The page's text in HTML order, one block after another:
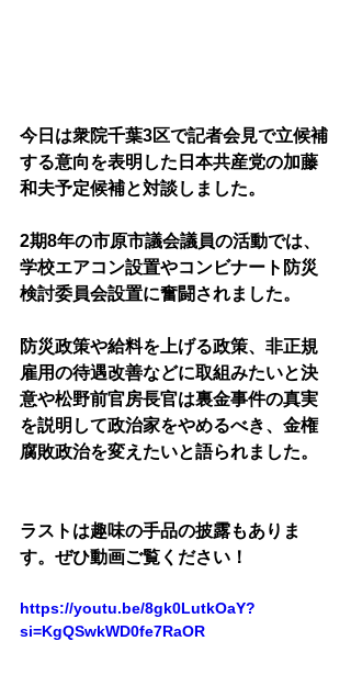
今日は衆院千葉3区で記者会見で立候補
する意向を表明した日本共産党の加藤
和夫予定候補と対談しました。
2期8年の市原市議会議員の活動では、
学校エアコン設置やコンビナート防災
検討委員会設置に奮闘されました。
防災政策や給料を上げる政策、非正規
雇用の待遇改善などに取組みたいと決
意や松野前官房長官は裏金事件の真実
を説明して政治家をやめるべき、金権
腐敗政治を変えたいと語られました。
ラストは趣味の手品の披露もありま
す。ぜひ動画ご覧ください！
https://youtu.be/8gk0LutkOaY?
si=KgQSwkWD0fe7RaOR